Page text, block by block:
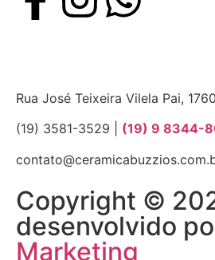
Rua José Teixeira Vilela Pai,
(19) 3581-3529 | (19) 9 8344-
Copyright ©
desenvolvido
Marketing